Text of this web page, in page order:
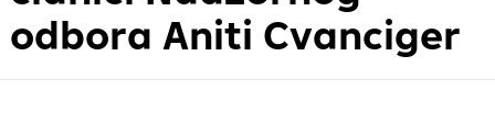
odbora Aniti Cvanciger